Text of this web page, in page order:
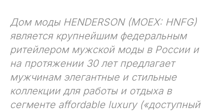
Дом моды HENDERSON (MOEX: HNFG)
является крупнейшим федеральным
ритейлером мужской моды в России и
на протяжении 30 лет предлагает
мужчинам элегантные и стильные
коллекции для работы и отдыха в
сегменте affordable luxury («доступный